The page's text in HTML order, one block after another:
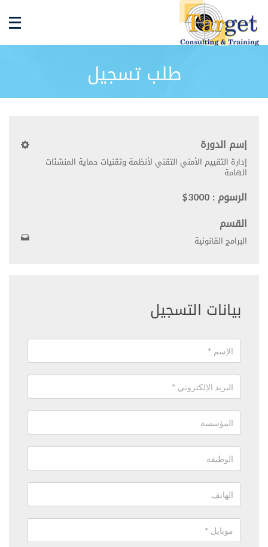
طلب تسجيل
إسم الدورة
إدارة التقييم الأمني التقني لأنظمة وتقنيات حماية المنشئات
الهامة
الرسوم : 3000$
القسم
البرامج القانونية
بيانات التسجيل